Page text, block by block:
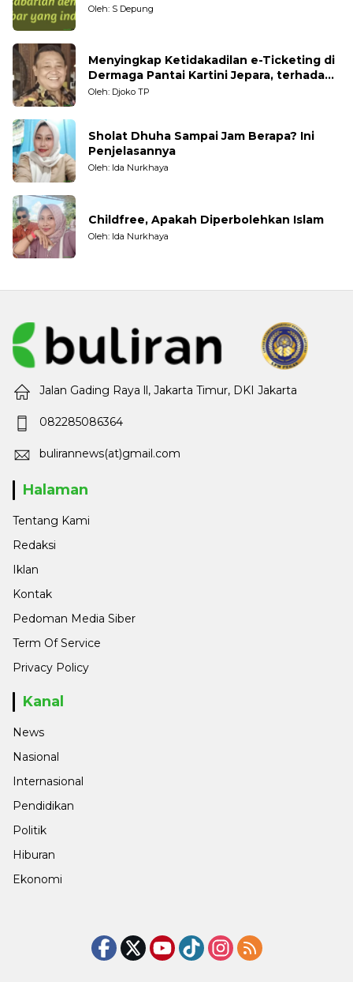
Oleh: S Depung
Menyingkap Ketidakadilan e-Ticketing di
Dermaga Pantai Kartini Jepara, terhadap
Nelayan Tradisional
Oleh: Djoko TP
Sholat Dhuha Sampai Jam Berapa? Ini
Penjelasannya
Oleh: Ida Nurkhaya
Childfree, Apakah Diperbolehkan Islam
Oleh: Ida Nurkhaya
Jalan Gading Raya ll, Jakarta Timur, DKI Jakarta
082285086364
bulirannews(at)gmail.com
Halaman
Tentang Kami
Redaksi
Iklan
Kontak
Pedoman Media Siber
Term Of Service
Privacy Policy
Kanal
News
Nasional
Internasional
Pendidikan
Politik
Hiburan
Ekonomi